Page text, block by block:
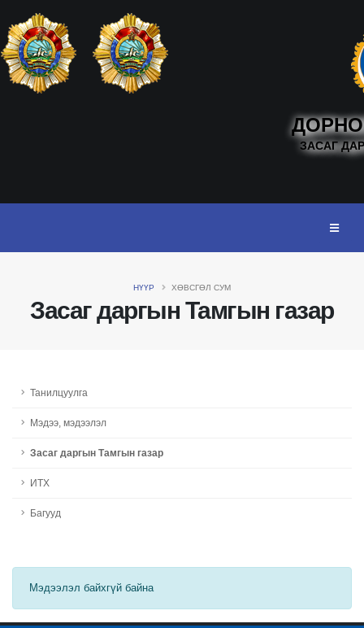
ЗАСАГ
Засаг даргын Тамгын газар
НҮҮР ХӨВСГӨЛ СУМ
Танилцуулга
Мэдээ, мэдээлэл
Засаг даргын Тамгын газар
ИТХ
Багууд
Мэдээлэл байхгүй байна